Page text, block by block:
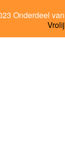
Onderdeel van